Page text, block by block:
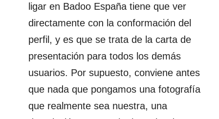
ligar en Badoo España tiene que ver
directamente con la conformación del
perfil, y es que se trata de la carta de
presentación para todos los demás
usuarios. Por supuesto, conviene antes
que nada que pongamos una fotografía
que realmente sea nuestra, una